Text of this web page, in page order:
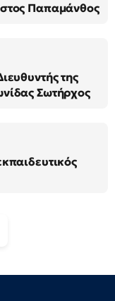
Παπαμάνθος
της
Σωτήρχος